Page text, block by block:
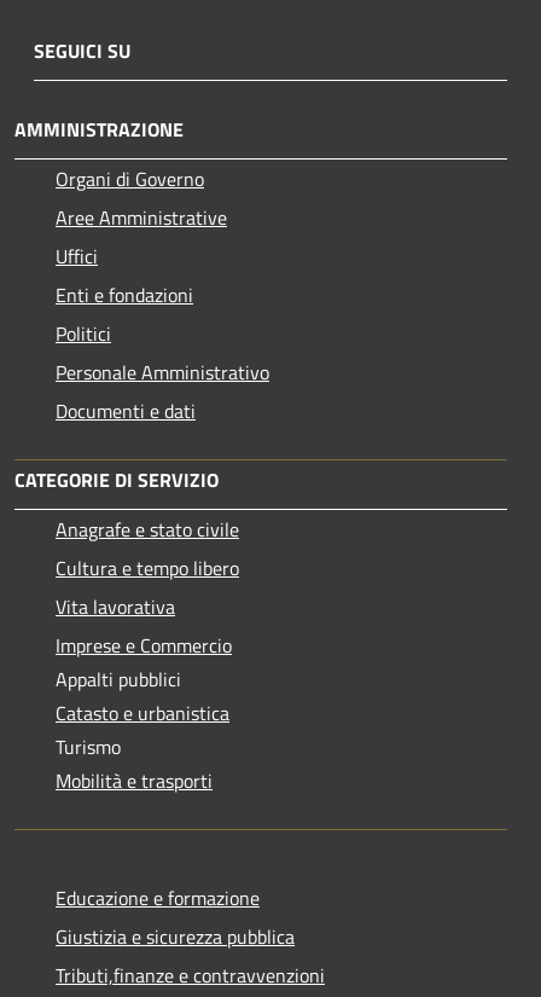
SEGUICI SU
AMMINISTRAZIONE
Organi di Governo
Aree Amministrative
Uffici
Enti e fondazioni
Politici
Personale Amministrativo
Documenti e dati
CATEGORIE DI SERVIZIO
Anagrafe e stato civile
Cultura e tempo libero
Vita lavorativa
Imprese e Commercio
Appalti pubblici
Catasto e urbanistica
Turismo
Mobilità e trasporti
Educazione e formazione
Giustizia e sicurezza pubblica
Tributi,finanze e contravvenzioni